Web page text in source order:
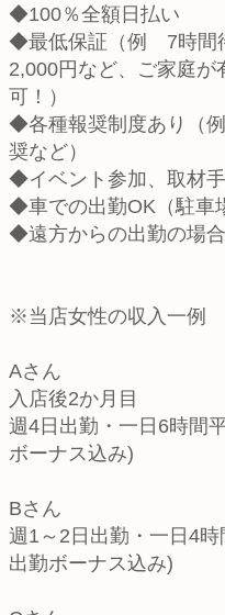
◆100％全額日払い
◆最低保証（例 7時間
2,000円など、ご家庭が
可！）
◆各種報奨制度あり（
奨など）
◆イベント参加、取材
◆車での出勤OK（駐車
◆遠方からの出勤の場
※当店女性の収入一例
Aさん
入店後2か月目
週4日出勤・一日6時間
ボーナス込み)
Bさん
週1～2日出勤・一日4
出勤ボーナス込み)